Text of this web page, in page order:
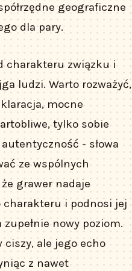
geograficzne
dla pary.
charakteru związku i
ludzi. Warto rozważyć,
mocne
tylko sobie
- słowa
ze wspólnych
grawer nadaje
i podnosi jej
nowy poziom.
ciszy, ale jego echo
z nawet